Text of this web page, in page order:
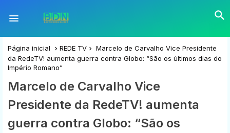
Página inicial REDE TV
Marcelo de Carvalho Vice Presidente
da RedeTV! aumenta guerra contra Globo: “São os últimos dias do
Império Romano”
Marcelo de Carvalho Vice
Presidente da RedeTV! aumenta
guerra contra Globo: “São os